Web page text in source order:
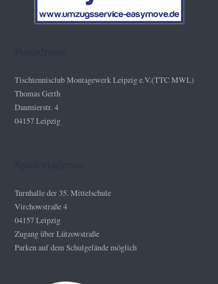
Tischtennisclub Montagewerk Leipzig e.V.(TTC MWL)
Thomas Gerth
Daumierstr. 4
04157 Leipzig
Turnhalle der 35. Mittelschule
Virchowstraße 4
04157 Leipzig
Zugang über Lützowstraße
Parken auf dem Schulgelände möglich